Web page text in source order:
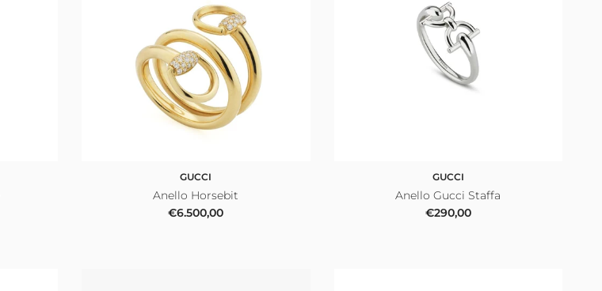
GUCCI
Anello Horsebit
Prezzo normale
€6.500,00
GUCCI
Anello Gucci Staffa
Prezzo normale
€290,00